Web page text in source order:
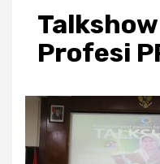
Profesi